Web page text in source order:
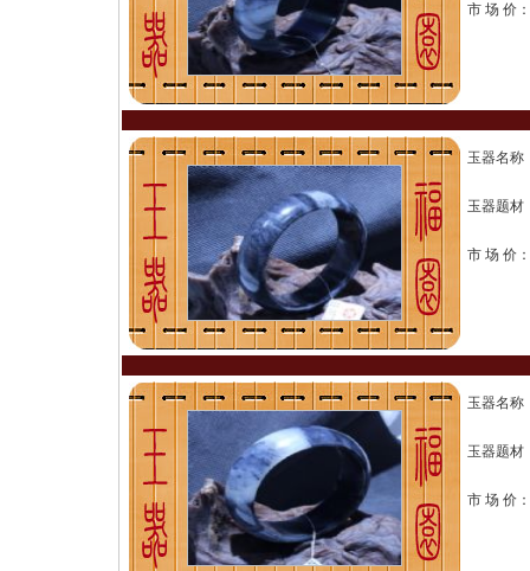
市 场 价：
玉器名称
玉器题材
市 场 价：
玉器名称
玉器题材
市 场 价：